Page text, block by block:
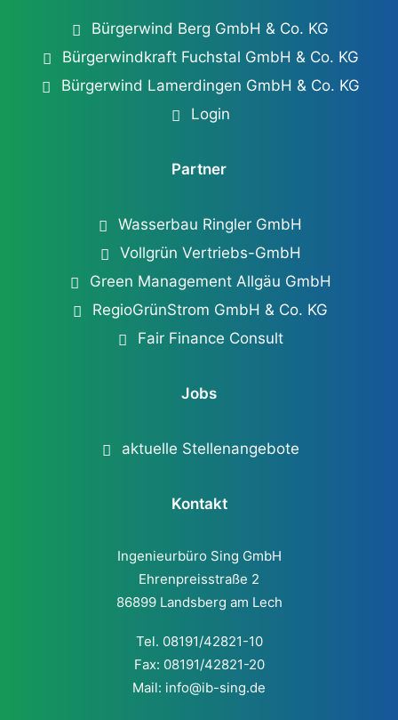
Bürgerwind Berg GmbH & Co. KG
Bürgerwindkraft Fuchstal GmbH & Co. KG
Bürgerwind Lamerdingen GmbH & Co. KG
Login
Partner
Wasserbau Ringler GmbH
Vollgrün Vertriebs-GmbH
Green Management Allgäu GmbH
RegioGrünStrom GmbH & Co. KG
Fair Finance Consult
Jobs
aktuelle Stellenangebote
Kontakt
Ingenieurbüro Sing GmbH
Ehrenpreisstraße 2
86899 Landsberg am Lech
Tel. 08191/42821-10
Fax: 08191/42821-20
Mail: info@ib-sing.de